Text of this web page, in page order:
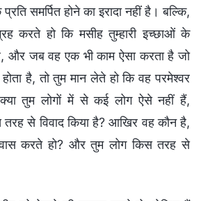
समर्पित होने का इरादा नहीं है। बल्कि,
करते हो कि मसीह तुम्हारी इच्छाओं के
और जब वह एक भी काम ऐसा करता है जो
होता है, तो तुम मान लेते हो कि वह परमेश्वर
तुम लोगों में से कई लोग ऐसे नहीं हैं,
से विवाद किया है? आखिर वह कौन है,
करते हो? और तुम लोग किस तरह से